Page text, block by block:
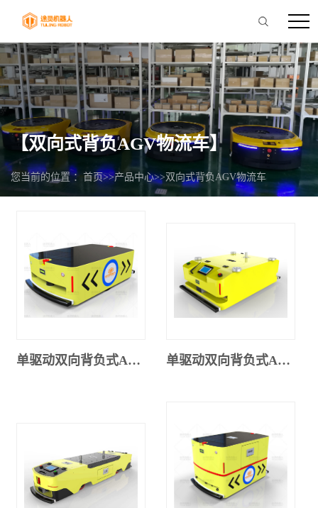
【双向式背负AGV物流车】
您当前的位置 ： 首页>>产品中心>>双向式背负AGV物流车
单驱动双向背负式AGV（260SX-001） 单驱动双向背负式AGV（300SX-001）